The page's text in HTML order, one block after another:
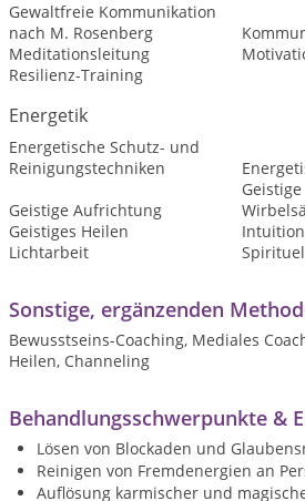
Gewaltfreie Kommunikation
nach M. Rosenberg
Meditationsleitung
Resilienz-Training
Energetik
Energetische Schutz- und
Reinigungstechniken
Geistige Aufrichtung
Geistige
Geistiges Heilen
Intuition
Lichtarbeit
Sonstige, ergänzenden
Bewusstseins-Coaching, Mediales
Heilen, Channeling
Behandlungsschwerpunkte &
Lösen von Blockaden und
Reinigen von Fremdenergien an
Auflösung karmischer und